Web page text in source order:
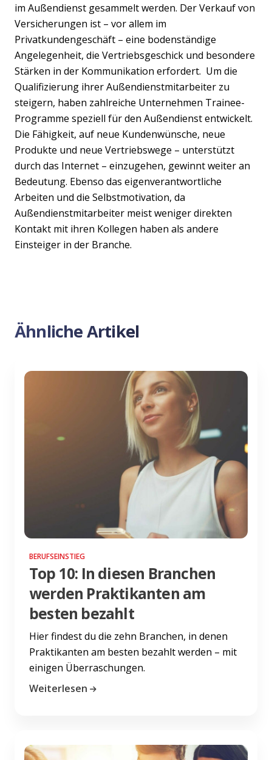
im Außendienst gesammelt werden. Der Verkauf von
Versicherungen ist – vor allem im
Privatkundengeschäft – eine bodenständige
Angelegenheit, die Vertriebsgeschick und besondere
Stärken in der Kommunikation erfordert. Um die
Qualifizierung ihrer Außendienstmitarbeiter zu
steigern, haben zahlreiche Unternehmen Trainee-
Programme speziell für den Außendienst entwickelt.
Die Fähigkeit, auf neue Kundenwünsche, neue
Produkte und neue Vertriebswege – unterstützt
durch das Internet – einzugehen, gewinnt weiter an
Bedeutung. Ebenso das eigenverantwortliche
Arbeiten und die Selbstmotivation, da
Außendienstmitarbeiter meist weniger direkten
Kontakt mit ihren Kollegen haben als andere
Einsteiger in der Branche.
Ähnliche Artikel
BERUFSEINSTIEG
Top 10: In diesen Branchen
werden Praktikanten am
besten bezahlt
Hier findest du die zehn Branchen, in denen
Praktikanten am besten bezahlt werden – mit
einigen Überraschungen.
Weiterlesen